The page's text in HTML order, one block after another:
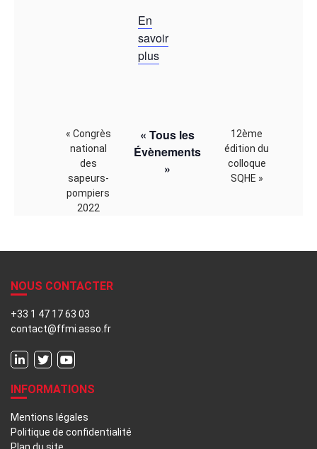
En
savoir
plus
« Congrès
national
des
sapeurs-
pompiers
2022
« Tous les
Évènements
»
12ème
édition du
colloque
SQHE »
NOUS CONTACTER
+33 1 47 17 63 03
contact@ffmi.asso.fr
INFORMATIONS
Mentions légales
Politique de confidentialité